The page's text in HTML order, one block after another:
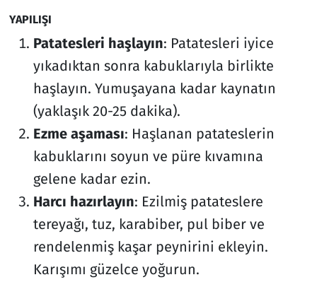
YAPILIŞI
Patatesleri haşlayın: Patatesleri iyice
yıkadıktan sonra kabuklarıyla birlikte
haşlayın. Yumuşayana kadar kaynatın
(yaklaşık 20-25 dakika).
Ezme aşaması: Haşlanan patateslerin
kabuklarını soyun ve püre kıvamına
gelene kadar ezin.
Harcı hazırlayın: Ezilmiş patateslere
tereyağı, tuz, karabiber, pul biber ve
rendelenmiş kaşar peynirini ekleyin.
Karışımı güzelce yoğurun.